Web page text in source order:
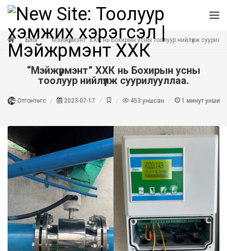
Блог “Мэйжүрмэнт” ХХК нь Бохирын усны тоолуур нийлүүлж
“Мэйжүрмэнт” ХХК нь Бохирын усны
тоолуур нийлүүлж суурилууллаа.
Отгонтөгс 2023-07-17 453 уншсан 1 минут уншина